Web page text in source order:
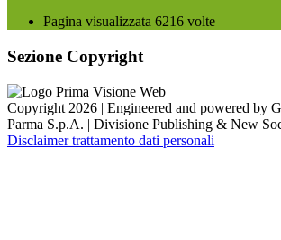
Pagina visualizzata 6216 volte
Sezione Copyright
Copyright 2026 | Engineered and powered by
Parma S.p.A. | Divisione Publishing & New
Disclaimer trattamento dati personali